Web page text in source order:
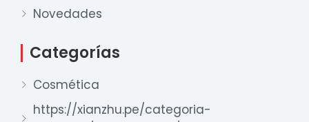
Novedades
Categorías
Cosmética
https://xianzhu.pe/categoria-
Nuestro equipo de ventas está aquí
ayudaremos con gusto!
Ventas Provincia
Xian Zhu